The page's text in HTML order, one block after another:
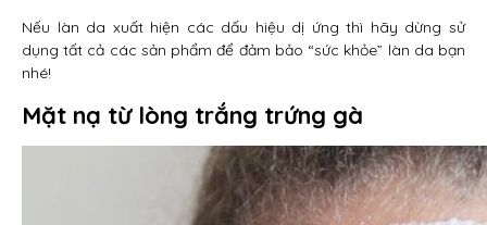
Nếu làn da xuất hiện các dấu hiệu dị ứng thì hãy dừng sử
dụng tất cả các sản phẩm để đảm bảo “sức khỏe” làn da bạn
nhé!
Mặt nạ từ lòng trắng trứng gà